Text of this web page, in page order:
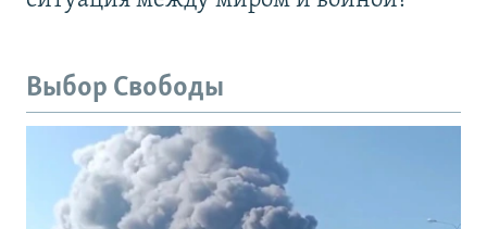
Выбор Свободы